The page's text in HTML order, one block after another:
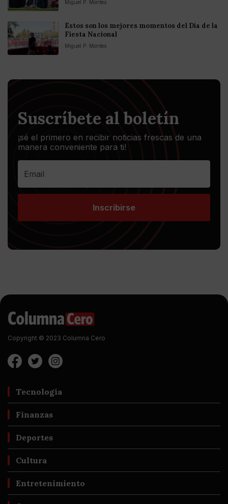
Miguel P. Montes
Estos son los mejores momentos del Día de la
Fiesta Nacional
Miguel P. Montes
Suscríbete al boletín
¡sé el primero en recibir noticias frescas de una
manera conveniente para ti!
Inscribirse
Copyright © 2023 Columna Cero
Tecnología
Finanzas
Deportes
Cultura
Entretenimiento